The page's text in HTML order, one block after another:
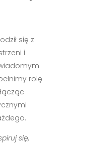
się z
i
rolę
się,